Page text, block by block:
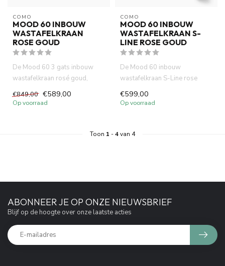
COMO
MOOD 60 INBOUW
WASTAFELKRAAN
ROSE GOUD
De Mood 60 3 gats inbouw
wastafelkraan rosé goud,
gemaakt van volledig DZR
messi...
€849,00 €589,00
Op voorraad
COMO
MOOD 60 INBOUW
WASTAFELKRAAN S-
LINE ROSE GOUD
De Mood 60 inbouw
wastafelkraan S-Line rose
goud, gemaakt van volledig
DZR messi...
€599,00
Op voorraad
Toon 1 -4van 4
ABONNEER JE OP ONZE NIEUWSBRIEF
Blijf op de hoogte over onze laatste acties